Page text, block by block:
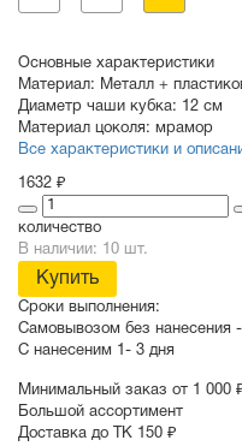
Основные характеристики
Материал: Металл +
Диаметр чаши кубка: 12 см
Материал цоколя: мрамор
Все характеристики и
1632 ₽
количество
В наличии: 10 шт.
Купить
Сроки выполнения:
Самовывозом без нанесения -
С нанесеним 1- 3 дня
Минимальный заказ от 1 000
Большой ассортимент
Доставка до ТК 150 ₽